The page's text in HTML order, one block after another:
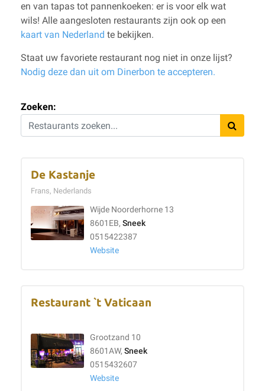
en van tapas tot pannenkoeken: er is voor elk wat
wils! Alle aangesloten restaurants zijn ook op een
kaart van Nederland te bekijken.
Staat uw favoriete restaurant nog niet in onze lijst?
Nodig deze dan uit om Dinerbon te accepteren.
Zoeken:
De Kastanje
Frans, Nederlands
Wijde Noorderhorne 13
8601EB, Sneek
0515422387
Website
Restaurant `t Vaticaan
Grootzand 10
8601AW, Sneek
0515432607
Website